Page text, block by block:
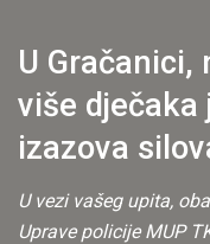
U
više dječaka
izazova
U vezi vašeg upita,
Uprave policije MUP